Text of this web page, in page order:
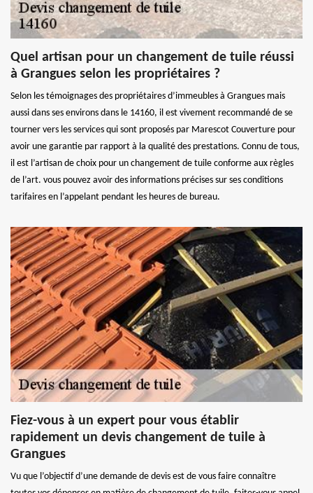
Quel artisan pour un changement de tuile réussi
à Grangues selon les propriétaires ?
Selon les témoignages des propriétaires d’immeubles à Grangues mais
aussi dans ses environs dans le 14160, il est vivement recommandé de se
tourner vers les services qui sont proposés par Marescot Couverture pour
avoir une garantie par rapport à la qualité des prestations. Connu de tous,
il est l’artisan de choix pour un changement de tuile conforme aux règles
de l’art. vous pouvez avoir des informations précises sur ses conditions
tarifaires en l’appelant pendant les heures de bureau.
Fiez-vous à un expert pour vous établir
rapidement un devis changement de tuile à
Grangues
Vu que l’objectif d’une demande de devis est de vous faire connaître